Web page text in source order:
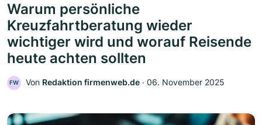
Warum persönliche
Kreuzfahrtberatung wieder
wichtiger wird und worauf Reisende
heute achten sollten
FW Von Redaktion firmenweb.de ‧ 06. November 2025